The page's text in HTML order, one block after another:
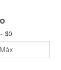
$0